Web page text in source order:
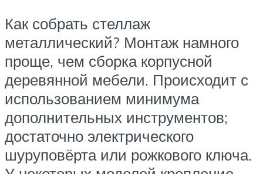
Как собрать стеллаж
металлический? Монтаж намного
проще, чем сборка корпусной
деревянной мебели. Происходит с
использованием минимума
дополнительных инструментов;
достаточно электрического
шуруповёрта или рожкового ключа.